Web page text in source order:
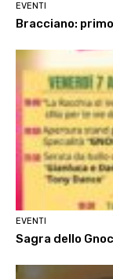
EVENTI
Bracciano:
EVENTI
Sagra dello